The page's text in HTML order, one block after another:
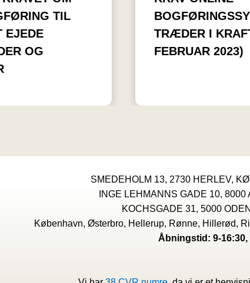
TIL
EJEDE
OG
TRÆDER I
FEBRUAR 2023)
SMEDEHOLM 13, 2730 HERLEV,
INGE LEHMANNS GADE 10, 8000
KOCHSGADE 31, 5000
København, Østerbro, Hellerup, Rønne, Hillerød,
Åbningstid: 9-16:30,